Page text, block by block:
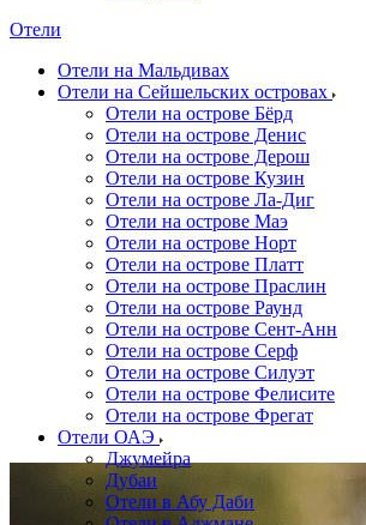
Отели
Отели на Мальдивах
Отели на Сейшельских островах
Отели на острове Бёрд
Отели на острове Денис
Отели на острове Дерош
Отели на острове Кузин
Отели на острове Ла-Диг
Отели на острове Маэ
Отели на острове Норт
Отели на острове Платт
Отели на острове Праслин
Отели на острове Раунд
Отели на острове Сент-Анн
Отели на острове Серф
Отели на острове Силуэт
Отели на острове Фелисите
Отели на острове Фрегат
Отели ОАЭ
Джумейра
Дубаи
Отели в Абу Даби